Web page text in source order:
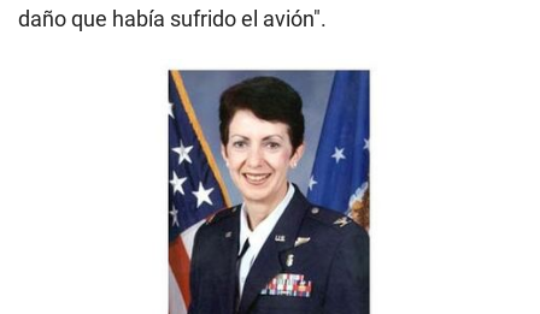
daño que había sufrido el avión".